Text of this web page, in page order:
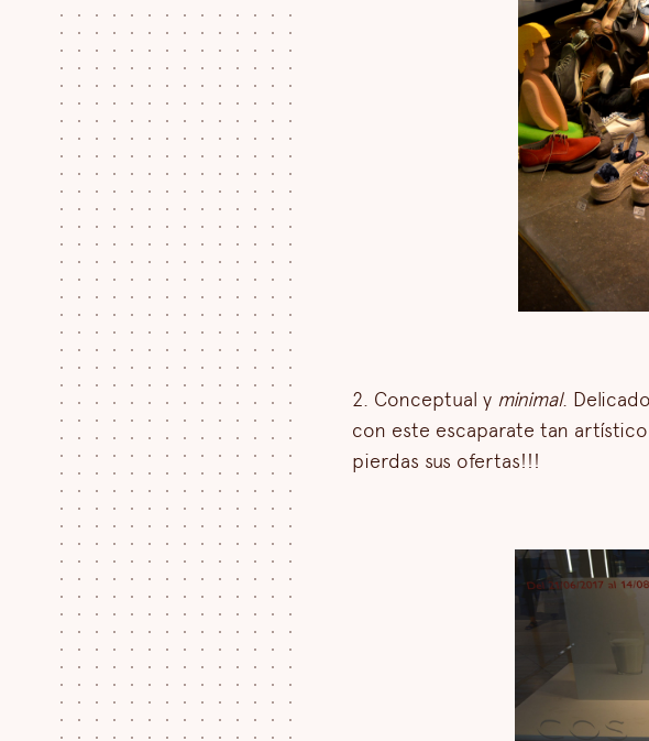
2. Conceptual y minimal.
con este escaparate tan
pierdas sus ofertas!!!